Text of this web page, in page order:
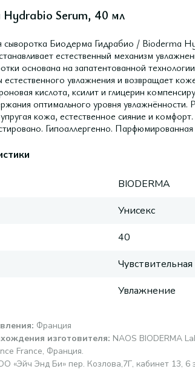
Hydrabio Serum, 40 мл
Биодерма Гидрабио / Bioderma
естественный механизм
основана на запатентованной
естественного увлажнения и возвращает
кислота, ксилит и глицерин
оптимального уровня увлажнённости.
кожа, естественное сияние и
Гипоаллергенно.
BIODERMA
Унисекс
40
Чувствительная
Увлажнение
: Франция
изготовителя: NAOS BIODERMA
France, Франция.
«Эйч Энд Би» пер. Козлова,7Г, кабинет 13, 6